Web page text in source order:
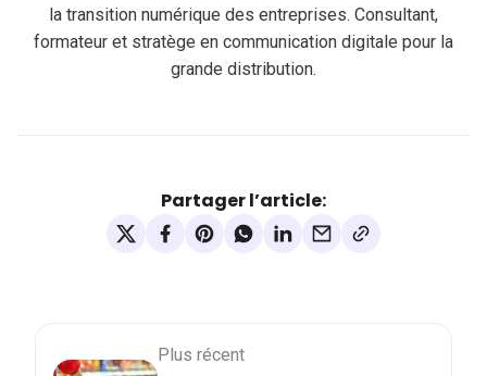
la transition numérique des entreprises. Consultant,
formateur et stratège en communication digitale pour la
grande distribution.
Partager l’article:
Plus récent